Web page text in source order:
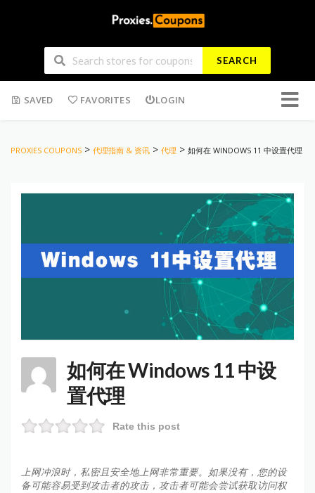
SEARCH
to
SAVED FAVORITES LOGIN
PROXIES COUPONS > 代理指南 & 资讯 > 代理 > 如何在 WINDOWS 11 中设置代理
如何在 Windows 11 中设
置代理
Rate this post
上网冲浪时，私密且安全地上网非常重要。如果没有，您的设
备可能容易受到攻击者的攻击，攻击者可能会尝试获取访问权